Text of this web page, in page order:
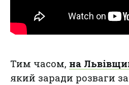
Тим часом, на
який заради розваги